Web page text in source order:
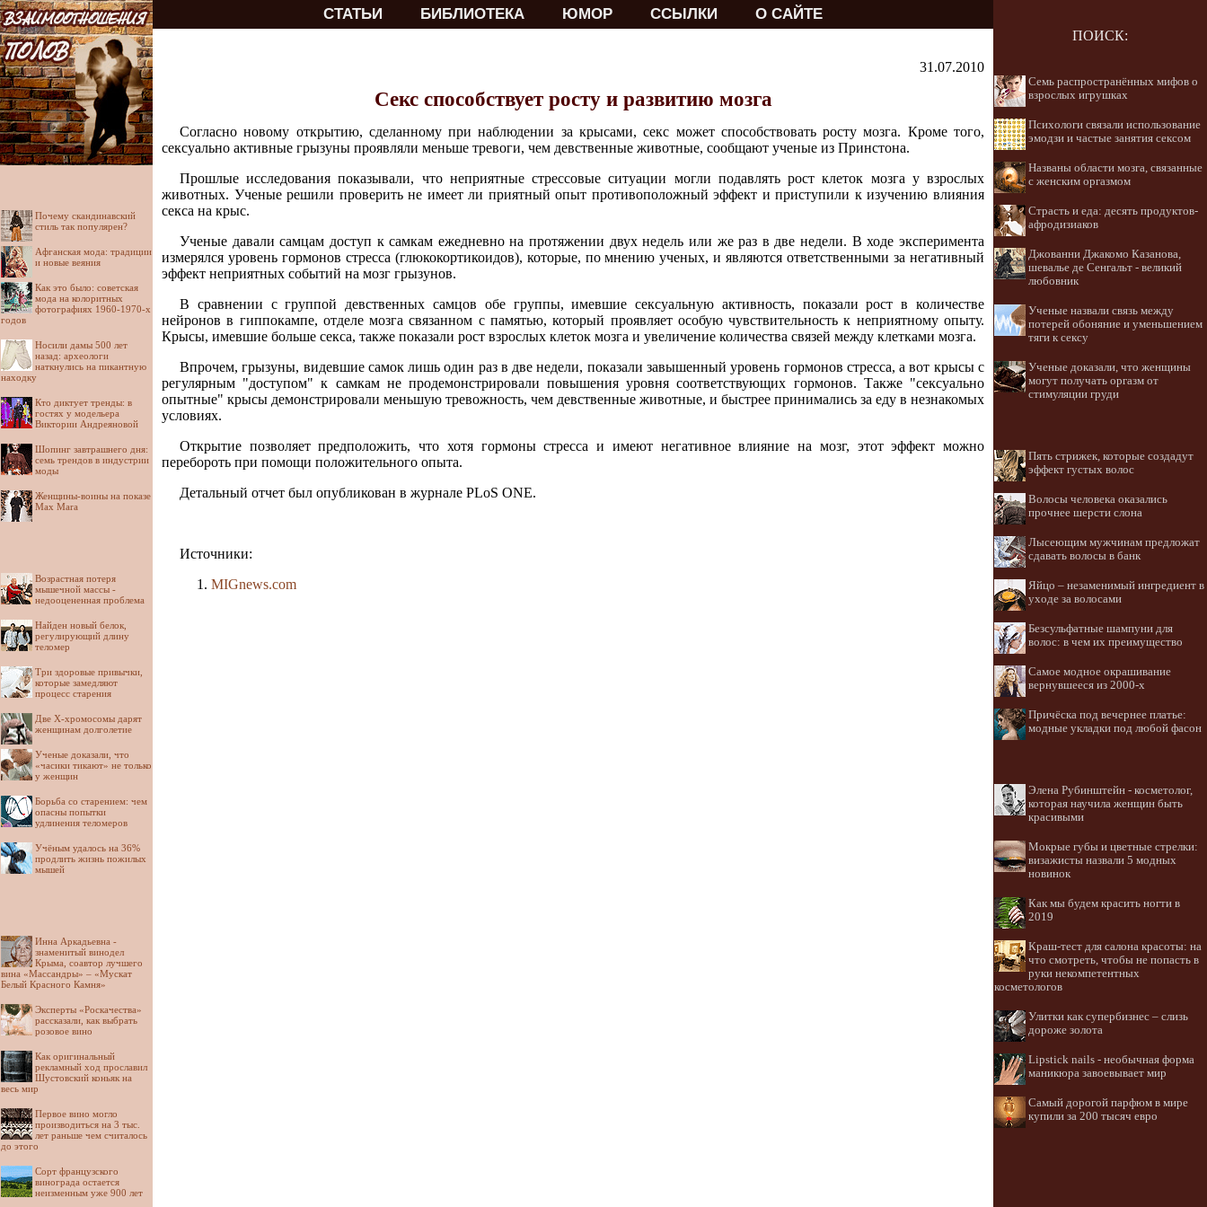
СТАТЬИ БИБЛИОТЕКА ЮМОР ССЫЛКИ О САЙТЕ
Почему скандинавский
стиль так популярен?
Афганская мода: традиции
и новые веяния
Как это было: советская
мода на колоритных
фотографиях 1960-1970-х
годов
Носили дамы 500 лет
назад: археологи
наткнулись на пикантную
находку
Кто диктует тренды: в
гостях у модельера
Виктории Андреяновой
Шопинг завтрашнего дня:
семь трендов в индустрии
моды
Женщины-воины на показе
Max Mara
Возрастная потеря
мышечной массы -
недооцененная проблема
Найден новый белок,
регулирующий длину
теломер
Три здоровые привычки,
которые замедляют
процесс старения
Две Х-хромосомы дарят
женщинам долголетие
Ученые доказали, что
«часики тикают» не только
у женщин
Борьба со старением: чем
опасны попытки
удлинения теломеров
Учёным удалось на 36%
продлить жизнь пожилых
мышей
Инна Аркадьевна -
знаменитый винодел
Крыма, соавтор лучшего
вина «Массандры» – «Мускат
Белый Красного Камня»
Эксперты «Роскачества»
рассказали, как выбрать
розовое вино
Как оригинальный
рекламный ход прославил
Шустовский коньяк на
весь мир
Первое вино могло
производиться на 3 тыс.
лет раньше чем считалось
до этого
Сорт французского
винограда остается
неизменным уже 900 лет
31.07.2010
Секс способствует росту и развитию мозга
Согласно новому открытию, сделанному при наблюдении за крысами, секс может способствовать росту мозга. Кроме того,
сексуально активные грызуны проявляли меньше тревоги, чем девственные животные, сообщают ученые из Принстона.
Прошлые исследования показывали, что неприятные стрессовые ситуации могли подавлять рост клеток мозга у взрослых
животных. Ученые решили проверить не имеет ли приятный опыт противоположный эффект и приступили к изучению влияния
секса на крыс.
Ученые давали самцам доступ к самкам ежедневно на протяжении двух недель или же раз в две недели. В ходе эксперимента
измерялся уровень гормонов стресса (глюкокортикоидов), которые, по мнению ученых, и являются ответственными за негативный
эффект неприятных событий на мозг грызунов.
В сравнении с группой девственных самцов обе группы, имевшие сексуальную активность, показали рост в количестве
нейронов в гиппокампе, отделе мозга связанном с памятью, который проявляет особую чувствительность к неприятному опыту.
Крысы, имевшие больше секса, также показали рост взрослых клеток мозга и увеличение количества связей между клетками мозга.
Впрочем, грызуны, видевшие самок лишь один раз в две недели, показали завышенный уровень гормонов стресса, а вот крысы с
регулярным "доступом" к самкам не продемонстрировали повышения уровня соответствующих гормонов. Также "сексуально
опытные" крысы демонстрировали меньшую тревожность, чем девственные животные, и быстрее принимались за еду в незнакомых
условиях.
Открытие позволяет предположить, что хотя гормоны стресса и имеют негативное влияние на мозг, этот эффект можно
перебороть при помощи положительного опыта.
Детальный отчет был опубликован в журнале PLoS ONE.
Источники:
MIGnews.com
ПОИСК:
Семь распространённых мифов о
взрослых игрушках
Психологи связали использование
эмодзи и частые занятия сексом
Названы области мозга, связанные
с женским оргазмом
Страсть и еда: десять продуктов-
афродизиаков
Джованни Джакомо Казанова,
шевалье де Сенгальт - великий
любовник
Ученые назвали связь между
потерей обоняние и уменьшением
тяги к сексу
Ученые доказали, что женщины
могут получать оргазм от
стимуляции груди
Пять стрижек, которые создадут
эффект густых волос
Волосы человека оказались
прочнее шерсти слона
Лысеющим мужчинам предложат
сдавать волосы в банк
Яйцо – незаменимый ингредиент в
уходе за волосами
Безсульфатные шампуни для
волос: в чем их преимущество
Самое модное окрашивание
вернувшееся из 2000-х
Причёска под вечернее платье:
модные укладки под любой фасон
Элена Рубинштейн - косметолог,
которая научила женщин быть
красивыми
Мокрые губы и цветные стрелки:
визажисты назвали 5 модных
новинок
Как мы будем красить ногти в
2019
Краш-тест для салона красоты: на
что смотреть, чтобы не попасть в
руки некомпетентных
косметологов
Улитки как супербизнес – слизь
дороже золота
Lipstick nails - необычная форма
маникюра завоевывает мир
Самый дорогой парфюм в мире
купили за 200 тысяч евро